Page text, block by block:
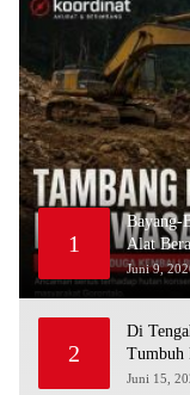
1
Bayang-
Alat
Juni 9,
2
Di
Tumbuh
Juni 15,